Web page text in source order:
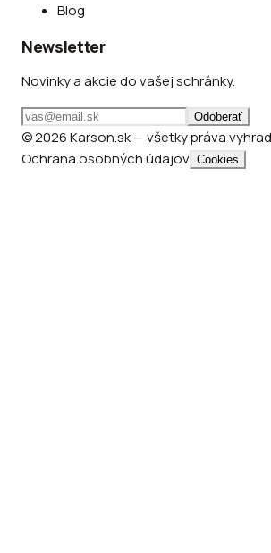
Blog
Newsletter
Novinky a akcie do vašej schránky.
Odoberať
© 2026 Karson.sk — všetky práva
Ochrana osobných údajov Cookies